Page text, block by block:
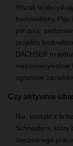
Wszak to
budowaliśmy Plac
pół dnia,
projektu
DACHSER to
nieporównywalnie
ogromnie
Czy aktywnie
Nie, kontakt z
Schneidera, który
ówczesnego